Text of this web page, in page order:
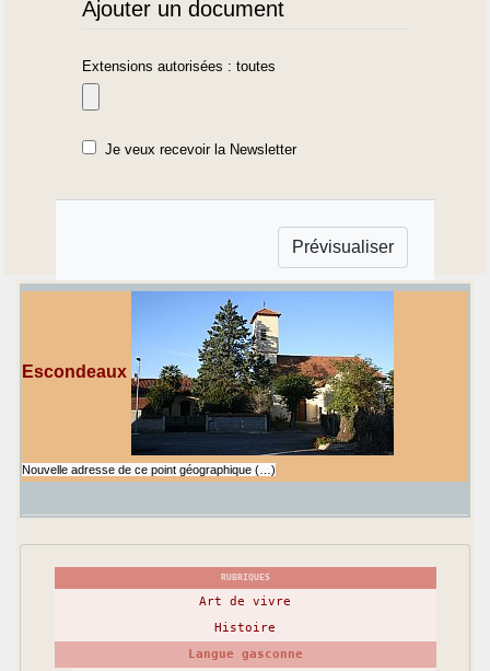
Ajouter un document
Extensions autorisées : toutes
Je veux recevoir la Newsletter
Escondeaux
Nouvelle adresse de ce point géographique (…)
RUBRIQUES
Art de vivre
Histoire
Langue gasconne